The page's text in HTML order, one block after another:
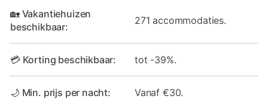
🏡 Vakantiehuizen
beschikbaar:
271 accommodaties.
💳 Korting beschikbaar: tot -39%.
🌙 Min. prijs per nacht: Vanaf €30.